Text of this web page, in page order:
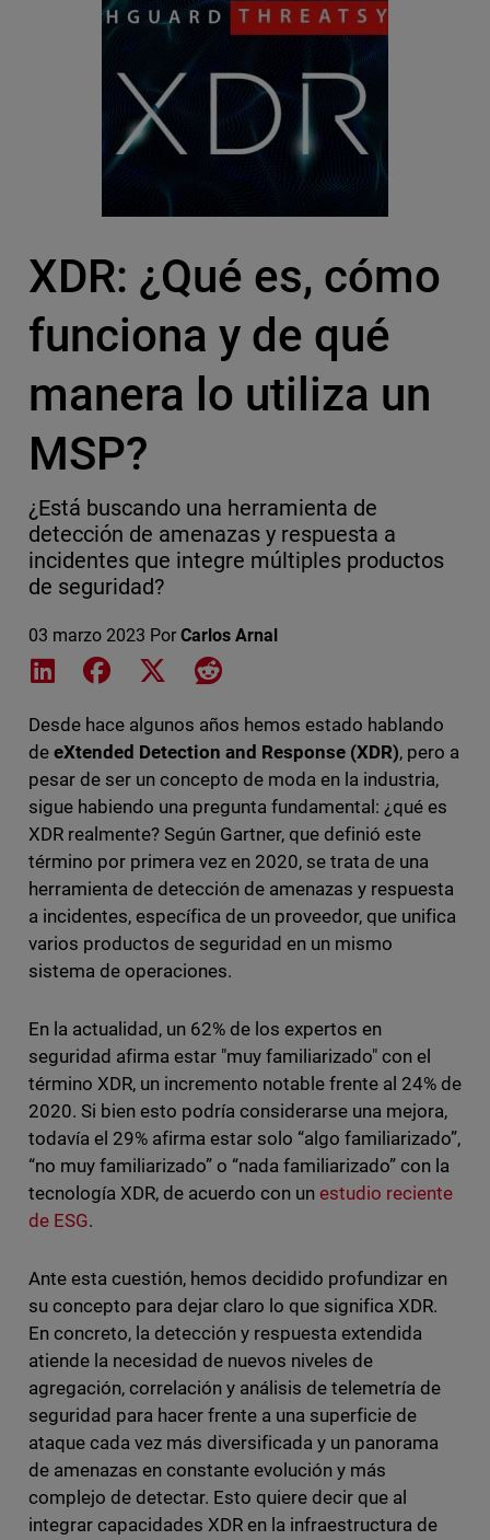
XDR: ¿Qué es, cómo
funciona y de qué
manera lo utiliza un
MSP?
¿Está buscando una herramienta de
detección de amenazas y respuesta a
incidentes que integre múltiples productos
de seguridad?
03 marzo 2023 Por Carlos Arnal
Share on LinkedIn
Share on Facebook
Share on XShare on Reddit
Desde hace algunos años hemos estado hablando
de eXtended Detection and Response (XDR), pero a
pesar de ser un concepto de moda en la industria,
sigue habiendo una pregunta fundamental: ¿qué es
XDR realmente? Según Gartner, que definió este
término por primera vez en 2020, se trata de una
herramienta de detección de amenazas y respuesta
a incidentes, específica de un proveedor, que unifica
varios productos de seguridad en un mismo
sistema de operaciones.
En la actualidad, un 62% de los expertos en
seguridad afirma estar "muy familiarizado" con el
término XDR, un incremento notable frente al 24% de
2020. Si bien esto podría considerarse una mejora,
todavía el 29% afirma estar solo “algo familiarizado”,
“no muy familiarizado” o “nada familiarizado” con la
tecnología XDR, de acuerdo con unestudio reciente
de ESG.
Ante esta cuestión, hemos decidido profundizar en
su concepto para dejar claro lo que significa XDR.
En concreto, la detección y respuesta extendida
atiende la necesidad de nuevos niveles de
agregación, correlación y análisis de telemetría de
seguridad para hacer frente a una superficie de
ataque cada vez más diversificada y un panorama
de amenazas en constante evolución y más
complejo de detectar. Esto quiere decir que al
integrar capacidades XDR en la infraestructura de